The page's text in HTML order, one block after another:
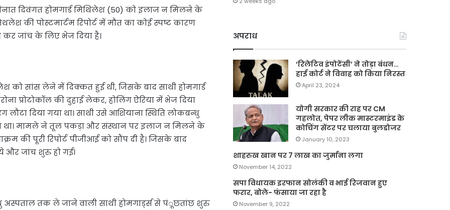
दिवंगत होमगार्ड मिथिलेश (50) को इलाज न मिलने के
की पोस्टमार्टम रिपोर्ट में मौत का कोई स्पष्ट कारण
कर जांच के लिए भेज दिया है।
को सांस लेने में दिक्कत हुई थी, जिसके बाद साथी होमगार्ड
प्रोटोकॉल की दुहाई लेकर, होलिंग ऐरिया में भेज दिया
दिया गया था। साथी उसे आशियाना स्थिति लोकबन्धु
था। मामले ने तूल पकड़ा और संस्थान पर इलाज न मिलने के
की पूरी रिपोर्ट पीजीआई को सौंप दी है। जिसके बाद
और जांच शुरु हो गई।
तक ले जाने वाली साथी होमगार्ड्स से पंूछतांछ शुरु
अपराध
‘रिलेटिव इंपोटेंसी’ ने तोड़ा बंधन…
हाई कोर्ट ने विवाह को किया निरस्त
April 23, 2024
योगी सरकार की राह पर CM
गहलोत, पेपर लीक मास्टरमाइंड के
कोचिंग सेंटर पर चलाया बुलडोजर
January 10, 2023
शाहरुख खान पर 7 लाख का जुर्माना लगा
November 14, 2022
सपा विधायक इरफान सोलंकी व भाई रिजवान हुए
फरार, बोले- फंसाया जा रहा है
November 9, 2022